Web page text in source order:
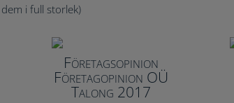
i full storlek)
Företagsopinion
Företagopinion OÜ
Talong 2017